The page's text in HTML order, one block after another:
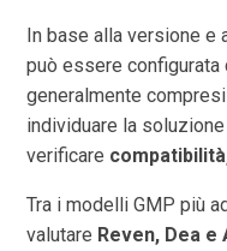
In base alla versione e
può essere
generalmente
individuare la
verificare
Tra i modelli GMP più
valutare Reven, Dea e